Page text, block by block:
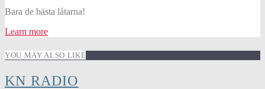
Bara de bästa låtarna!
Learn more
YOU MAY ALSO LIKE
KN RADIO